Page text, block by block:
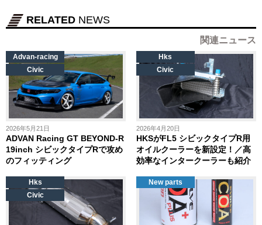
RELATED NEWS
関連ニュース
2026年5月21日
ADVAN Racing GT BEYOND-R
19inch シビックタイプRで攻め
のフィッティング
Advan-racing
Civic
2026年4月20日
HKSがFL5 シビックタイプR用
オイルクーラーを新設定！／高
効率なインタークーラーも紹介
Hks
Civic
Hks
Civic
New parts